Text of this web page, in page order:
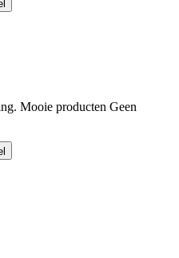
Mooie producten Geen